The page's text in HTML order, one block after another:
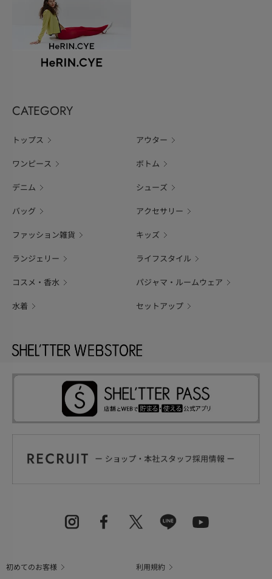
CATEGORY
トップス アウター
ワンピース ボトム
デニム シューズ
バッグ アクセサリー
ファッション雑貨 キッズ
ランジェリー ライフスタイル
コスメ・香水 パジャマ・ルームウェア
水着 セットアップ
初めてのお客様 利用規約